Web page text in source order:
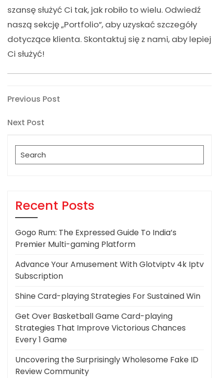
szansę służyć Ci tak, jak robiło to wielu. Odwiedź
naszą sekcję „Portfolio”, aby uzyskać szczegóły
dotyczące klienta. Skontaktuj się z nami, aby lepiej
Ci służyć!
Post
navigation
Previous
Previous Post
Next
Next Post
Search
for:
Recent Posts
Gogo Rum: The Expressed Guide To India’s
Premier Multi-gaming Platform
Advance Your Amusement With Glotviptv 4k Iptv
Subscription
Shine Card-playing Strategies For Sustained Win
Get Over Basketball Game Card-playing
Strategies That Improve Victorious Chances
Every 1 Game
Uncovering the Surprisingly Wholesome Fake ID
Review Community